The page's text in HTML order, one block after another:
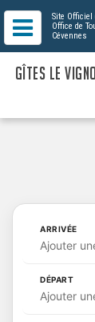
Site Officiel
Office de
Cévennes
GÎTES LE
ARRIVÉE
Ajouter
DÉPART
Ajouter